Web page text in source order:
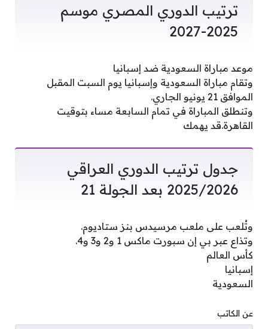
ترتيب الدوري المصري موسم
2025-2027
موعد مباراة السعودية ضد إسبانيا
وتقام مباراة السعودية وإسبانيا يوم السبت المقبل
الموافق 21 يونيو الجاري.
وتنطلق المباراة في تمام السابعة مساء بتوقيت
القاهرة.قد يهمك
جدول ترتيب الدوري العراقي
2025/2026 بعد الجولة 21
وتُلعب على ملعب مرسيدس بنز ستاديوم.
وتذاع عبر بي إن سبورت ماكس 1 و2 و3 و4.
كأس العالم
إسبانيا
السعودية
عن الكاتب